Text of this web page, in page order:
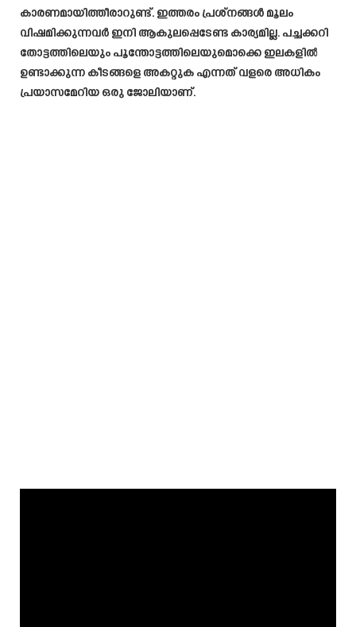
കാരണമായിത്തീരാറുണ്ട്. ഇത്തരം പ്രശ്നങ്ങൾ മൂലം
വിഷമിക്കുന്നവർ ഇനി ആകുലപ്പെടേണ്ട കാര്യമില്ല. പച്ചക്കറി
തോട്ടത്തിലെയും പൂന്തോട്ടത്തിലെയുമൊക്കെ ഇലകളിൽ
ഉണ്ടാക്കുന്ന കീടങ്ങളെ അകറ്റുക എന്നത് വളരെ അധികം
പ്രയാസമേറിയ ഒരു ജോലിയാണ്.